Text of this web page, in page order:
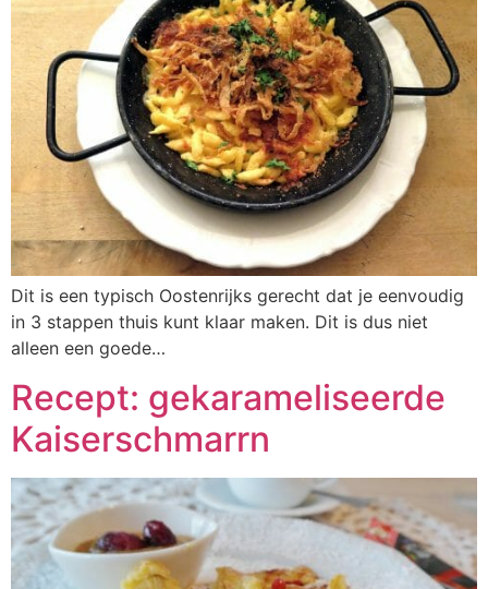
Dit is een typisch Oostenrijks gerecht dat je eenvoudig
in 3 stappen thuis kunt klaar maken. Dit is dus niet
alleen een goede…
Recept: gekarameliseerde
Kaiserschmarrn